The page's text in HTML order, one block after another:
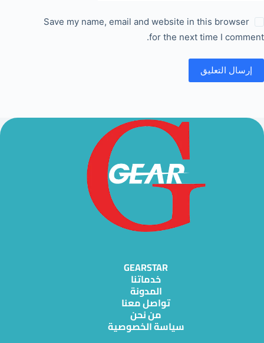
Save my name, email and website in this browser
for the next time I comment.
إرسال التعليق
GEARSTAR
خدماتنا
المدونة
تواصل معنا
من نحن
سياسة الخصوصية